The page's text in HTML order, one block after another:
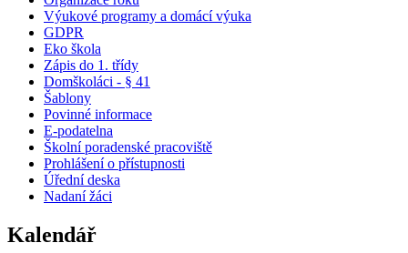
Výukové programy a domácí výuka
GDPR
Eko škola
Zápis do 1. třídy
Domškoláci - § 41
Šablony
Povinné informace
E-podatelna
Školní poradenské pracoviště
Prohlášení o přístupnosti
Úřední deska
Nadaní žáci
Kalendář